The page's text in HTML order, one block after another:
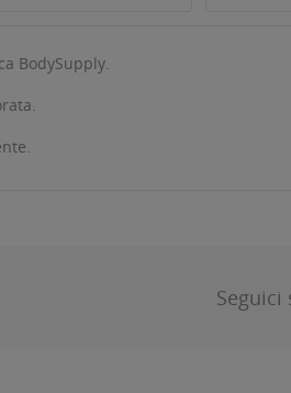
BodySupply.
Seguici